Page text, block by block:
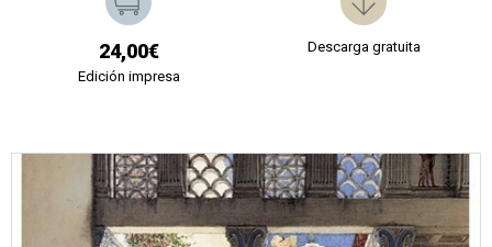
24,00€
Edición impresa
Descarga gratuita